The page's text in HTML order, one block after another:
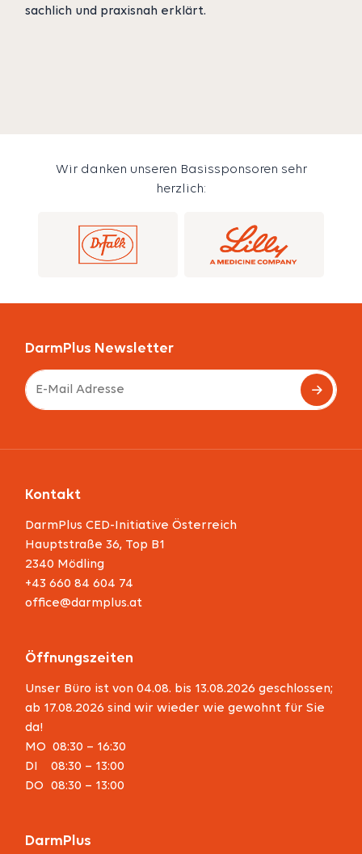
sachlich und praxisnah erklärt.
Wir danken unseren Basissponsoren sehr
herzlich:
DarmPlus Newsletter
Kontakt
DarmPlus CED-Initiative Österreich
Hauptstraße 36, Top B1
2340 Mödling
+43 660 84 604 74
office@darmplus.at
Öffnungszeiten
Unser Büro ist von 04.08. bis 13.08.2026 geschlossen;
ab 17.08.2026 sind wir wieder wie gewohnt für Sie
da!
MO 08:30 – 16:30
DI
08:30 – 13:00
DO
08:30 – 13:00
DarmPlus